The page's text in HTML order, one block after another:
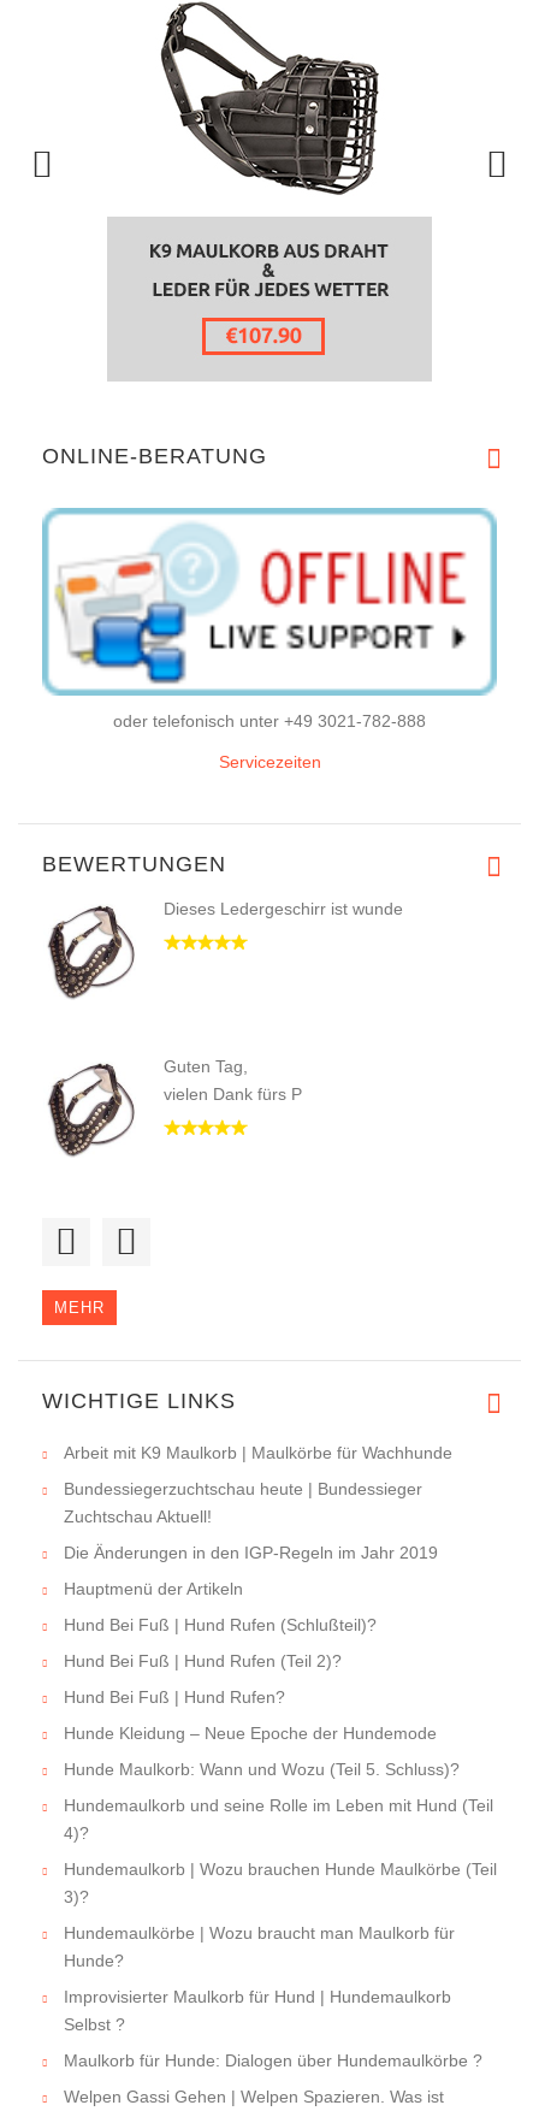
ONLINE-BERATUNG
oder telefonisch unter +49 3021-782-888
Servicezeiten
BEWERTUNGEN
Dieses Ledergeschirr ist wunde
Guten Tag,
vielen Dank fürs P
MEHR
WICHTIGE LINKS
Arbeit mit K9 Maulkorb | Maulkörbe für Wachhunde
Bundessiegerzuchtschau heute | Bundessieger
Zuchtschau Aktuell!
Die Änderungen in den IGP-Regeln im Jahr 2019
Hauptmenü der Artikeln
Hund Bei Fuß | Hund Rufen (Schlußteil)?
Hund Bei Fuß | Hund Rufen (Teil 2)?
Hund Bei Fuß | Hund Rufen?
Hunde Kleidung – Neue Epoche der Hundemode
Hunde Maulkorb: Wann und Wozu (Teil 5. Schluss)?
Hundemaulkorb und seine Rolle im Leben mit Hund (Teil
4)?
Hundemaulkorb | Wozu brauchen Hunde Maulkörbe (Teil
3)?
Hundemaulkörbe | Wozu braucht man Maulkorb für
Hunde?
Improvisierter Maulkorb für Hund | Hundemaulkorb
Selbst ?
Maulkorb für Hunde: Dialogen über Hundemaulkörbe ?
Welpen Gassi Gehen | Welpen Spazieren. Was ist